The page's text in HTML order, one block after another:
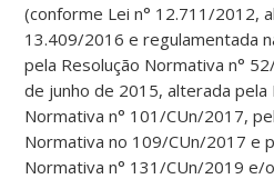
(conforme Lei n° 12.711/2012,
13.409/2016 e regulamentada
pela Resolução Normativa n°
de junho de 2015, alterada pela
Normativa n° 101/CUn/2017,
Normativa no 109/CUn/2017 e
Normativa n° 131/CUn/2019 e/